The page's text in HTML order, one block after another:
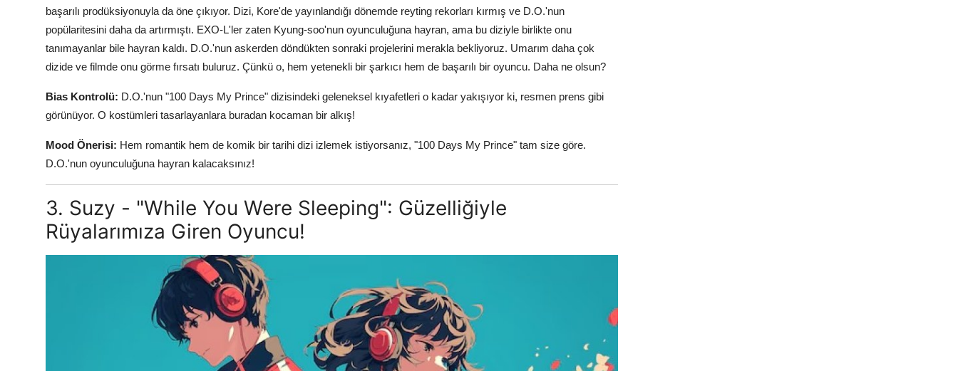
başarılı prodüksiyonuyla da öne çıkıyor. Dizi, Kore'de yayınlandığı dönemde reyting rekorları kırmış ve D.O.'nun
popülaritesini daha da artırmıştı. EXO-L'ler zaten Kyung-soo'nun oyunculuğuna hayran, ama bu diziyle birlikte onu
tanımayanlar bile hayran kaldı. D.O.'nun askerden döndükten sonraki projelerini merakla bekliyoruz. Umarım daha çok
dizide ve filmde onu görme fırsatı buluruz. Çünkü o, hem yetenekli bir şarkıcı hem de başarılı bir oyuncu. Daha ne olsun?
Bias Kontrolü: D.O.'nun "100 Days My Prince" dizisindeki geleneksel kıyafetleri o kadar yakışıyor ki, resmen prens gibi
görünüyor. O kostümleri tasarlayanlara buradan kocaman bir alkış!
Mood Önerisi: Hem romantik hem de komik bir tarihi dizi izlemek istiyorsanız, "100 Days My Prince" tam size göre.
D.O.'nun oyunculuğuna hayran kalacaksınız!
3. Suzy - "While You Were Sleeping": Güzelliğiyle
Rüyalarımıza Giren Oyuncu!